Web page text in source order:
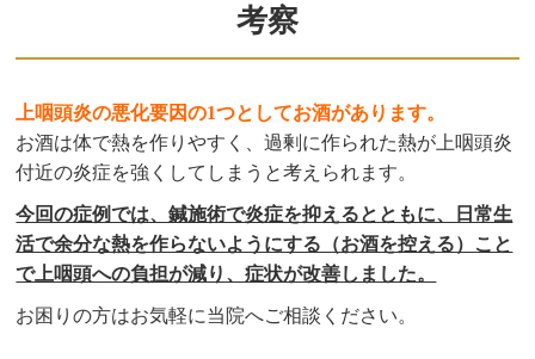
考察
上咽頭炎の悪化要因の1つとしてお酒があります。
お酒は体で熱を作りやすく、過剰に作られた熱が上咽頭炎
付近の炎症を強くしてしまうと考えられます。
今回の症例では、鍼施術で炎症を抑えるとともに、日常生
活で余分な熱を作らないようにする（お酒を控える）こと
で上咽頭への負担が減り、症状が改善しました。
お困りの方はお気軽に当院へご相談ください。